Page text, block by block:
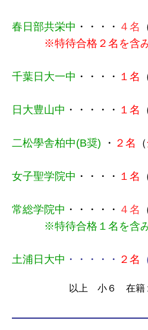
春日部共栄中 ・ ・ ・ ・ ４名
※特待合格２名を含み
千葉日大一中 ・ ・ ・ ・ １名
日大豊山中 ・ ・ ・・ ・ １名
二松學舎柏中(B奨) ・ ２名 （
女子聖学院中 ・ ・・ ・ １名
常総学院中 ・ ・ ・・ ・ ４名
※特待合格１名を含み
土浦日大中 ・・・・・ ２名
以上 小６ 在籍１